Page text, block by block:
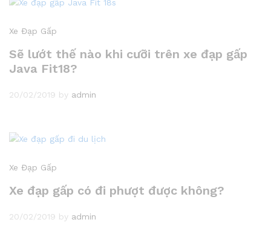
Xe Đạp Gấp
Sẽ lướt thế nào khi cưỡi trên xe đạp gấp
Java Fit18?
20/02/2019 by admin
Xe Đạp Gấp
Xe đạp gấp có đi phượt được không?
20/02/2019 by admin